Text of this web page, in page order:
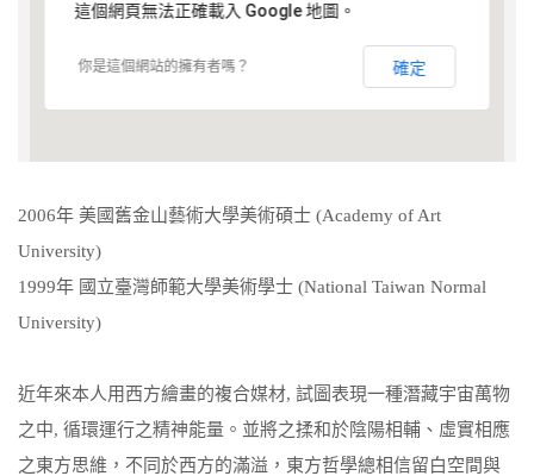
這個網頁無法正確載入 Google 地圖。
你是這個網站的擁有者嗎？ 確定
2006年 美國舊金山藝術大學美術碩士 (Academy of Art
University)
1999年 國立臺灣師範大學美術學士 (National Taiwan Normal
University)
近年來本人用西方繪畫的複合媒材, 試圖表現一種潛藏宇宙萬物
之中, 循環運行之精神能量。並將之揉和於陰陽相輔、虛實相應
之東方思維，不同於西方的滿溢，東方哲學總相信留白空間與